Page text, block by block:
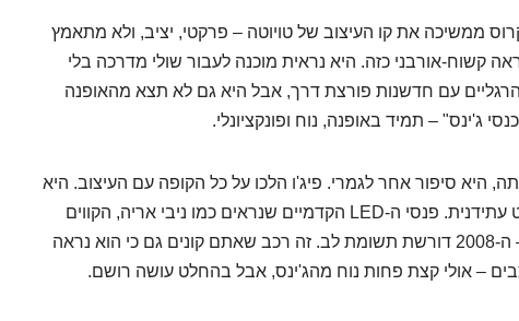
ממשיכה את קו העיצוב של טויוטה – פרקטי, יציב, ולא מתאמץ
קשוח-אורבני כזה. היא נראית מוכנה לעבור שולי מדרכה בלי
עם חדשנות פורצת דרך, אבל היא גם לא תצא מהאופנה
ג'ינס" – תמיד באופנה, נוח ופונקציונלי.
לעומתה, היא סיפור אחר לגמרי. פיג'ו הלכו על כל הקופה עם העיצוב. היא
נראית דרמטית, מודרנית, כמעט עתידנית. פנסי ה-LED הקדמיים שנראים כמו ניבי אריה, הקווים
החדים, החלק האחורי הבולט – ה-2008 דורשת תשומת לב. זה רכב שאתם קונים גם כי הוא נראה
– אולי קצת פחות נוח מהג'ינס, אבל בהחלט עושה רושם.